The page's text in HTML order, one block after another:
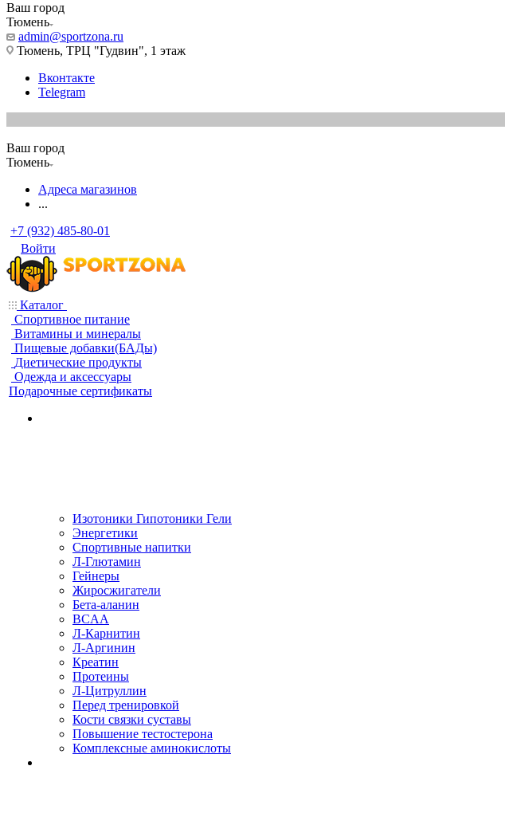
Ваш город
Тюмень
admin@sportzona.ru
Тюмень, ТРЦ "Гудвин", 1 этаж
Вконтакте
Telegram
Ваш город
Тюмень
Адреса магазинов
...
+7 (932) 485-80-01
Войти
Каталог
Спортивное питание
Витамины и минералы
Пищевые добавки(БАДы)
Диетические продукты
Одежда и аксессуары
Подарочные сертификаты
Изотоники Гипотоники Гели
Энергетики
Спортивные напитки
Л-Глютамин
Гейнеры
Жиросжигатели
Бета-аланин
BCAA
Л-Карнитин
Л-Аргинин
Креатин
Протеины
Л-Цитруллин
Перед тренировкой
Кости связки суставы
Повышение тестостерона
Комплексные аминокислоты